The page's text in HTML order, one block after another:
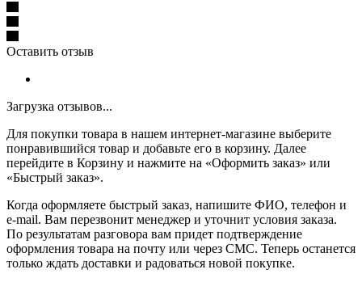
Оставить отзыв
Загрузка отзывов...
Для покупки товара в нашем интернет-магазине выберите
понравившийся товар и добавьте его в корзину. Далее
перейдите в Корзину и нажмите на «Оформить заказ» или
«Быстрый заказ».
Когда оформляете быстрый заказ, напишите ФИО, телефон и
e-mail. Вам перезвонит менеджер и уточнит условия заказа.
По результатам разговора вам придет подтверждение
оформления товара на почту или через СМС. Теперь останется
только ждать доставки и радоваться новой покупке.